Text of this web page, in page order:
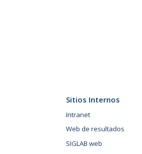
Sitios Internos
Intranet
Web de resultados
SIGLAB web